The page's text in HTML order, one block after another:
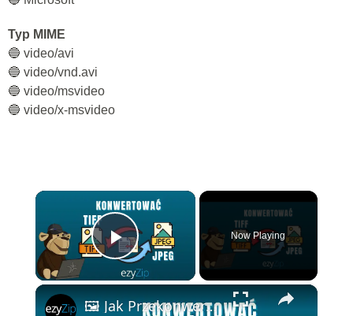
Typ MIME
🔵 video/avi
🔵 video/vnd.avi
🔵 video/msvideo
🔵 video/x-msvideo
×
Play Video
Now Playing
×
🖼️ Jak Przekonwertować TIFF na JPEG Online za Darmo | Bez Instalacji Oprogramowania